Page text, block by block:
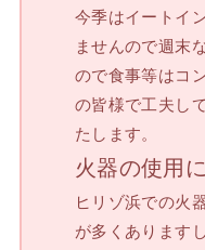
今季はイートイ
ませんので週末
ので食事等はコ
の皆様で工夫し
たします。
火器の使用
ヒリゾ浜での火
が多くあります